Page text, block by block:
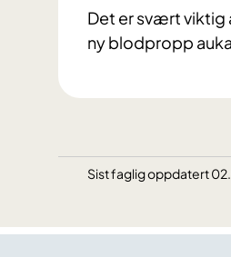
Det er svært viktig
ny blodpropp
Sist faglig oppdatert